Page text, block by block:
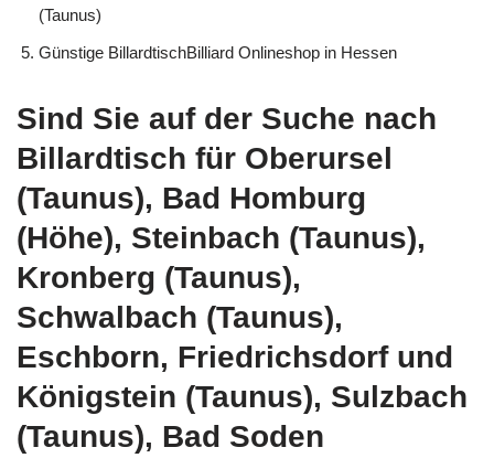
(Taunus)
Günstige BillardtischBilliard Onlineshop in Hessen
Sind Sie auf der Suche nach
Billardtisch für Oberursel
(Taunus), Bad Homburg
(Höhe), Steinbach (Taunus),
Kronberg (Taunus),
Schwalbach (Taunus),
Eschborn, Friedrichsdorf und
Königstein (Taunus), Sulzbach
(Taunus), Bad Soden